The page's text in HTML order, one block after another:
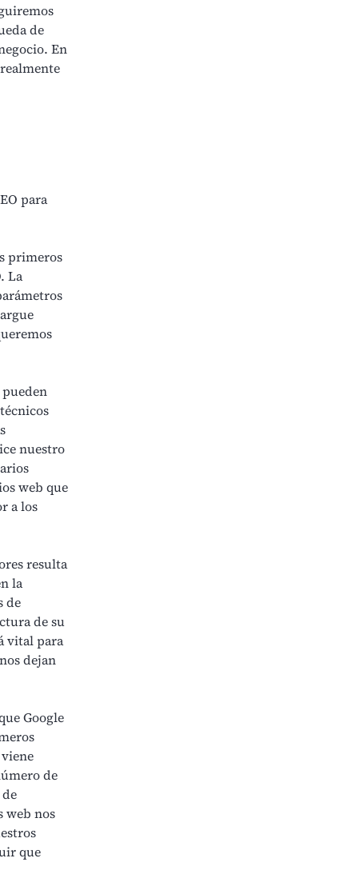
de
En
para
primeros
La
nuestro
web que
a los
resulta
la
de
de su
vital para
dejan
Google
de
web nos
que